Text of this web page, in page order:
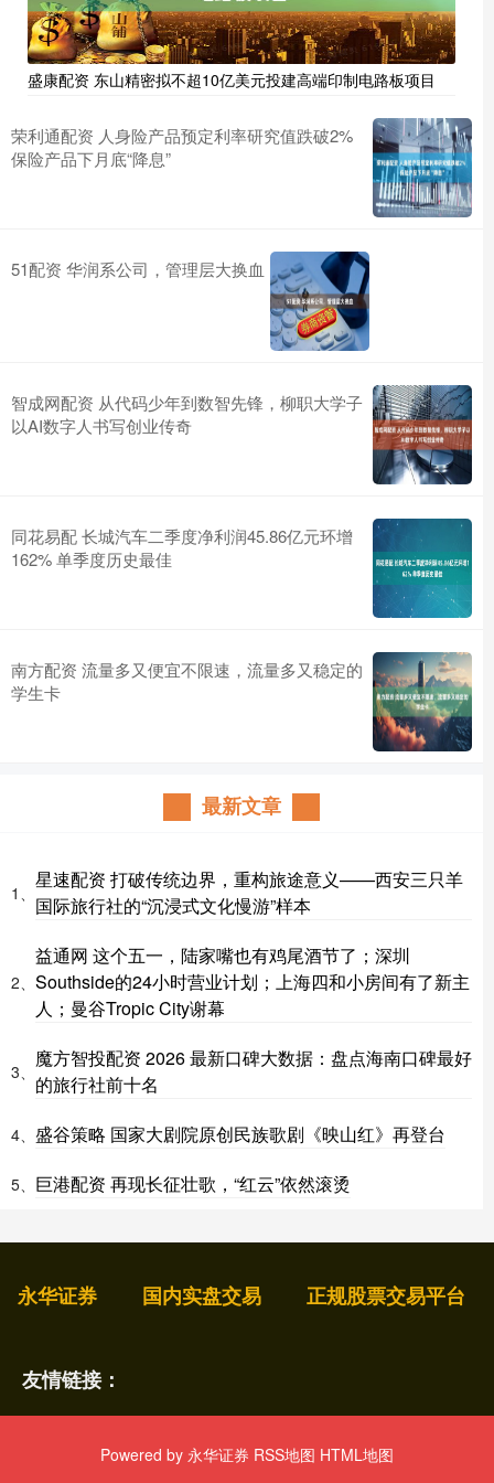
盛康配资 东山精密拟不超10亿美元投建高端印制电路板项目
荣利通配资 人身险产品预定利率研究值跌破2%
保险产品下月底“降息”
51配资 华润系公司，管理层大换血
智成网配资 从代码少年到数智先锋，柳职大学子
以AI数字人书写创业传奇
同花易配 长城汽车二季度净利润45.86亿元环增
162% 单季度历史最佳
南方配资 流量多又便宜不限速，流量多又稳定的
学生卡
最新文章
1、
星速配资 打破传统边界，重构旅途意义——西安三只羊
国际旅行社的“沉浸式文化慢游”样本
2、
益通网 这个五一，陆家嘴也有鸡尾酒节了；深圳
Southside的24小时营业计划；上海四和小房间有了新主
人；曼谷Tropic City谢幕
3、
魔方智投配资 2026 最新口碑大数据：盘点海南口碑最好
的旅行社前十名
4、 盛谷策略 国家大剧院原创民族歌剧《映山红》再登台
5、 巨港配资 再现长征壮歌，“红云”依然滚烫
永华证券 国内实盘交易 正规股票交易平台
友情链接：
Powered by 永华证券 RSS地图 HTML地图